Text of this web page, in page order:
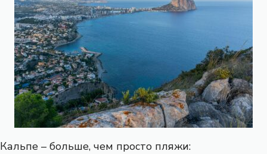
Кальпе – больше, чем просто пляжи: